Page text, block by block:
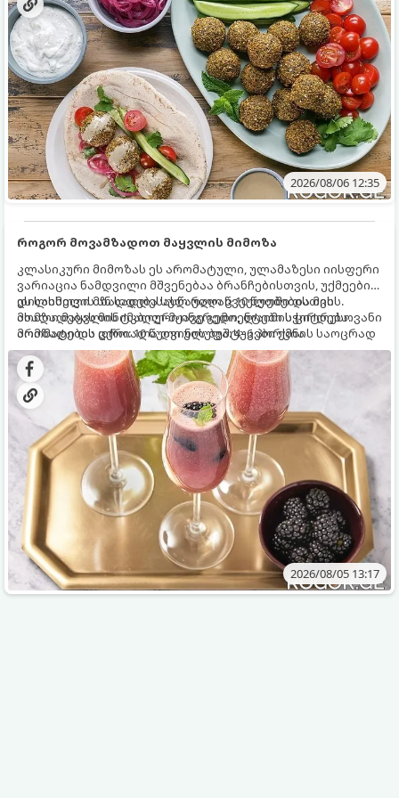
2026/08/06 12:35
როგორ მოვამზადოთ მაყვლის მიმოზა
კლასიკური მიმოზას ეს არომატული, ულამაზესი იისფერი
ვარიაცია ნამდვილი მშვენებაა ბრანჩებისთვის, უქმეების
დილისთვის ან სადღესასწაულო წვეულებებისთვის.
ახალი მაყვლის ტკბილ-მჟავე გემო, ლაიმის ციტრუსოვანი
არომატი და ცქრიალა ღვინის ბუშტუკები ქმნის საოცრად
დახვეწილ და მაგრილებელ კოქტეილს.
ეს სასმელი მზადდება სულ რაღაც 10 წუთში და მის
მომზადებას მინიმალური ინგრედიენტები სჭირდება.
მომზადების დრო: 10 წუთი ულუფა: 4–6 პორცია
2026/08/05 13:17